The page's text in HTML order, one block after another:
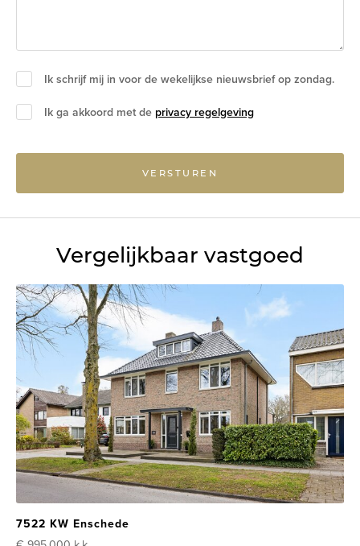
Ik schrijf mij in voor de wekelijkse nieuwsbrief op zondag.
Ik ga akkoord met de privacy regelgeving
VERSTUREN
Vergelijkbaar vastgoed
7522 KW Enschede